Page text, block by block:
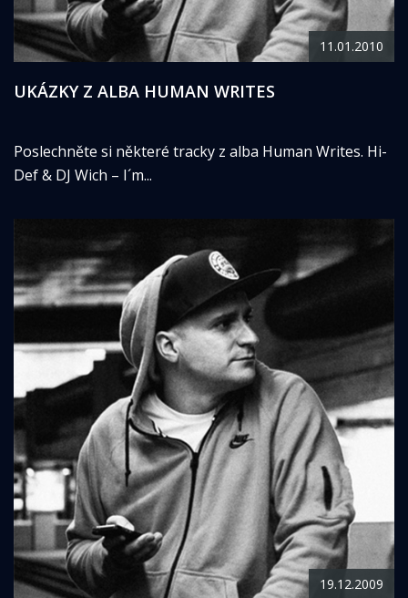
11.01.2010
UKÁZKY Z ALBA HUMAN WRITES
Poslechněte si některé tracky z alba Human Writes. Hi-
Def & DJ Wich – I´m...
19.12.2009